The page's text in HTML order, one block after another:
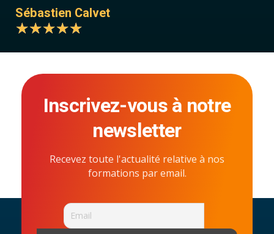
Sébastien Calvet
Inscrivez-vous à notre
newsletter
Recevez toute l'actualité relative à nos
formations par email.